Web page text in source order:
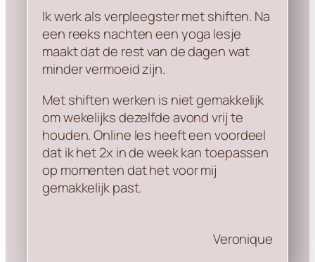
Ik werk als verpleegster met shiften. Na
een reeks nachten een yoga lesje
maakt dat de rest van de dagen wat
minder vermoeid zijn.
Met shiften werken is niet gemakkelijk
om wekelijks dezelfde avond vrij te
houden. Online les heeft een voordeel
dat ik het 2x in de week kan toepassen
op momenten dat het voor mij
gemakkelijk past.
Veronique